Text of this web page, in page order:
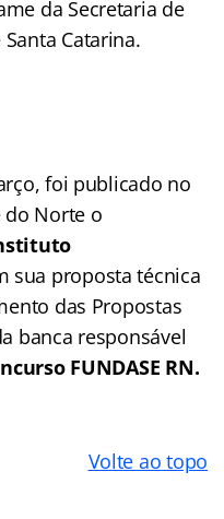
da Secretaria de
Catarina.
foi publicado no
do Norte o
sua proposta técnica
das Propostas
banca responsável
FUNDASE RN.
Volte ao topo